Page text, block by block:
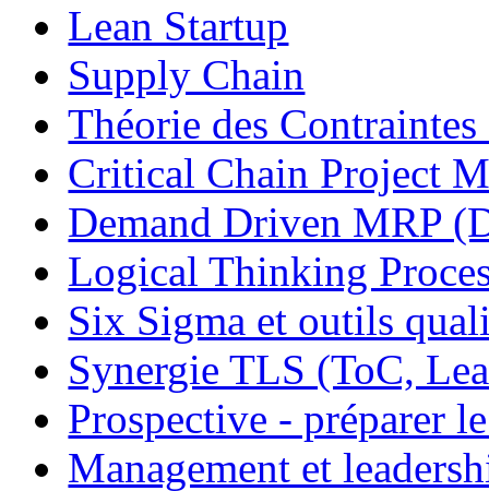
Lean Startup
Supply Chain
Théorie des
Critical Chain Project
Demand Driven MRP
Logical Thinking
Six Sigma et outils
Synergie TLS (ToC,
Prospective - préparer
Management et